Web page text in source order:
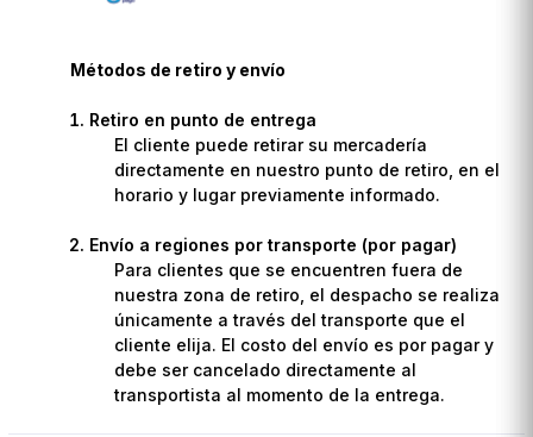
Métodos de retiro y envío
Retiro en punto de entrega
El cliente puede retirar su mercadería
directamente en nuestro punto de retiro, en el
horario y lugar previamente informado.
Envío a regiones por transporte (por pagar)
Para clientes que se encuentren fuera de
nuestra zona de retiro, el despacho se realiza
únicamente a través del transporte que el
cliente elija. El costo del envío es por pagar y
debe ser cancelado directamente al
transportista al momento de la entrega.